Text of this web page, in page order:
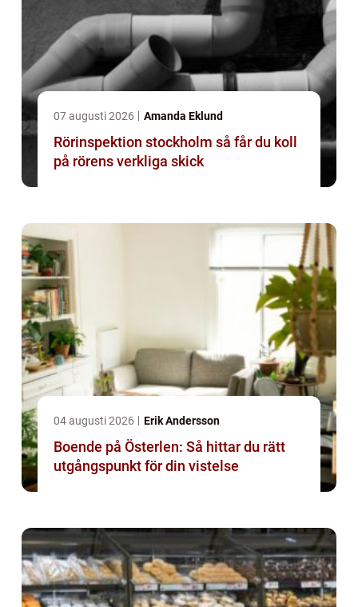
07 augusti 2026 Amanda Eklund
Rörinspektion stockholm så får du koll
på rörens verkliga skick
04 augusti 2026 Erik Andersson
Boende på Österlen: Så hittar du rätt
utgångspunkt för din vistelse